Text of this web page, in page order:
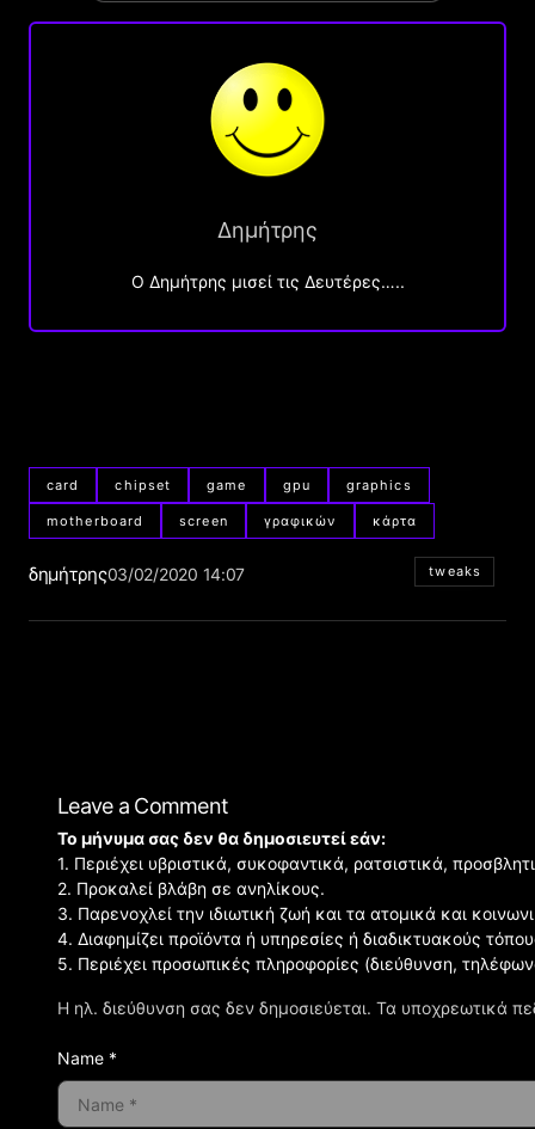
Δημήτρης
O Δημήτρης μισεί τις Δευτέρες…..
card chipset game gpu graphics
motherboard screen γραφικών κάρτα
δημήτρης03/02/2020 14:07 tweaks
Leave a Comment
Η ηλ. διεύθυνση σας δεν δημοσιεύεται. Τα υποχρεωτικά
Το μήνυμα σας δεν θα δημοσιευτεί εάν:
1. Περιέχει υβριστικά, συκοφαντικά, ρατσιστικά,
2. Προκαλεί βλάβη σε ανηλίκους.
3. Παρενοχλεί την ιδιωτική ζωή και τα ατομικά και
4. Διαφημίζει προϊόντα ή υπηρεσίες ή διαδικτυακούς
5. Περιέχει προσωπικές πληροφορίες (διεύθυνση,
Name *